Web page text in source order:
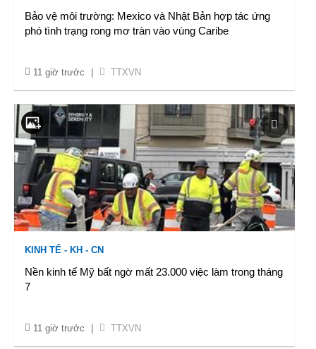
Bảo vệ môi trường: Mexico và Nhật Bản hợp tác ứng
phó tình trạng rong mơ tràn vào vùng Caribe
11 giờ trước TTXVN
KINH TẾ - KH - CN
Nền kinh tế Mỹ bất ngờ mất 23.000 việc làm trong tháng
7
11 giờ trước TTXVN